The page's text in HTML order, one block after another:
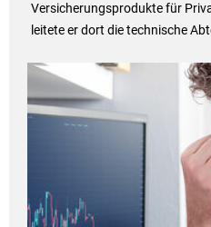
Versicherungsprodukte für
leitete er dort die technische